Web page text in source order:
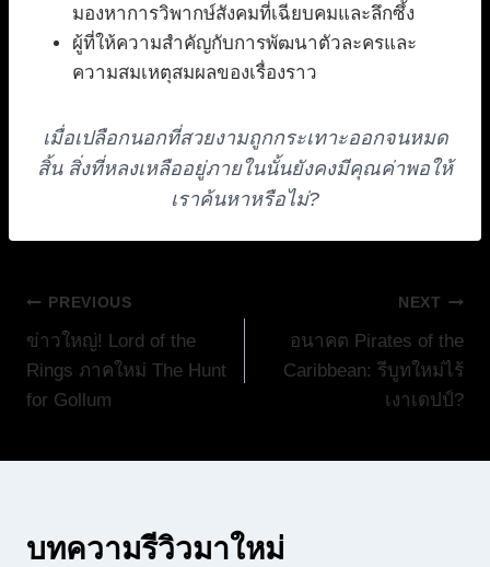
มองหาการวิพากษ์สังคมที่เฉียบคมและลึกซึ้ง
ผู้ที่ให้ความสำคัญกับการพัฒนาตัวละครและ
ความสมเหตุสมผลของเรื่องราว
เมื่อเปลือกนอกที่สวยงามถูกกระเทาะออกจนหมด
สิ้น สิ่งที่หลงเหลืออยู่ภายในนั้นยังคงมีคุณค่าพอให้
เราค้นหาหรือไม่?
แนะแนว
เรื่อง
PREVIOUS
ข่าวใหญ่! Lord of the
Rings ภาคใหม่ The Hunt
for Gollum
NEXT
อนาคต Pirates of the
Caribbean: รีบูทใหม่ไร้
เงาเดปป์?
บทความรีวิวมาใหม่